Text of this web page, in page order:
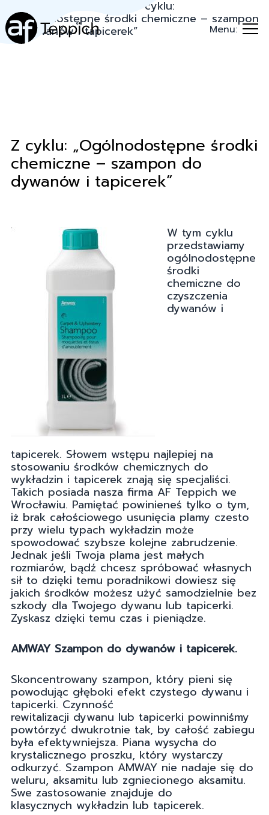
Menu:
Z cyklu:
„Ogólnodostępne środki chemiczne – szampon
do dywanów i tapicerek”
Z cyklu: „Ogólnodostępne środki
chemiczne – szampon do
dywanów i tapicerek”
W tym cyklu
przedstawiamy
ogólnodostępne
środki
chemiczne do
czyszczenia
dywanów i
tapicerek. Słowem wstępu najlepiej na
stosowaniu środków chemicznych do
wykładzin i tapicerek znają się specjaliści.
Takich posiada nasza firma AF Teppich we
Wrocławiu. Pamiętać powinieneś tylko o tym,
iż brak całościowego usunięcia plamy czesto
przy wielu typach wykładzin może
spowodować szybsze kolejne zabrudzenie.
Jednak jeśli Twoja plama jest małych
rozmiarów, bądź chcesz spróbować własnych
sił to dzięki temu poradnikowi dowiesz się
jakich środków możesz użyć samodzielnie bez
szkody dla Twojego dywanu lub tapicerki.
Zyskasz dzięki temu czas i pieniądze.
AMWAY Szampon do dywanów i tapicerek.
Skoncentrowany szampon, który pieni się
powodując głęboki efekt czystego dywanu i
tapicerki. Czynność
rewitalizacji dywanu lub tapicerki powinniśmy
powtórzyć dwukrotnie tak, by całość zabiegu
była efektywniejsza. Piana wysycha do
krystalicznego proszku, który wystarczy
odkurzyć. Szampon AMWAY nie nadaje się do
weluru, aksamitu lub zgniecionego aksamitu.
Swe zastosowanie znajduje do
klasycznych wykładzin lub tapicerek.